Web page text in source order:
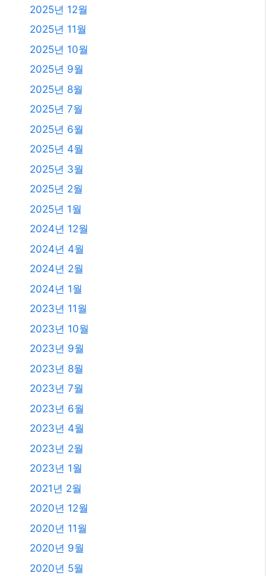
2025년 12월
2025년 11월
2025년 10월
2025년 9월
2025년 8월
2025년 7월
2025년 6월
2025년 4월
2025년 3월
2025년 2월
2025년 1월
2024년 12월
2024년 4월
2024년 2월
2024년 1월
2023년 11월
2023년 10월
2023년 9월
2023년 8월
2023년 7월
2023년 6월
2023년 4월
2023년 2월
2023년 1월
2021년 2월
2020년 12월
2020년 11월
2020년 9월
2020년 5월